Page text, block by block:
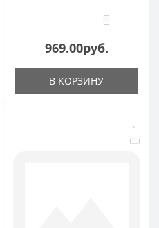
0
969.00руб.
В КОРЗИНУ